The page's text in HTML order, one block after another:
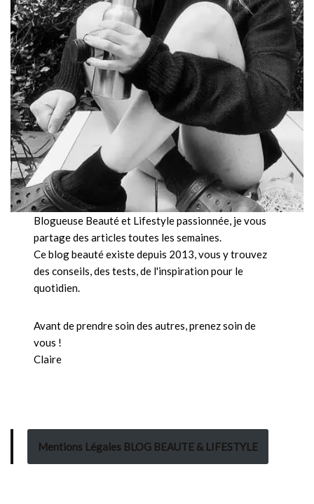
Blogueuse Beauté et Lifestyle passionnée, je vous
partage des articles toutes les semaines.
Ce blog beauté existe depuis 2013, vous y trouvez
des conseils, des tests, de l'inspiration pour le
quotidien.
Avant de prendre soin des autres, prenez soin de
vous !
Claire
Mentions Légales BLOG BEAUTE & LIFESTYLE